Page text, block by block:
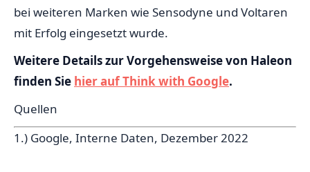
bei weiteren Marken wie Sensodyne und Voltaren
mit Erfolg eingesetzt wurde.
Weitere Details zur Vorgehensweise von Haleon
finden Sie hier auf Think with Google.
Quellen
1.) Google, Interne Daten, Dezember 2022